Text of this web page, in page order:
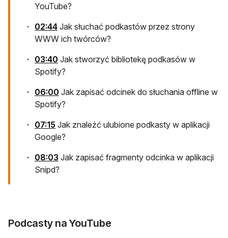
YouTube?
02:44otwiera się w nowej karcie
Jak słuchać podkastów przez strony
WWW ich twórców?
03:40 otwiera się w nowej karcie
Jak stworzyć bibliotekę podkasów w
Spotify?
06:00 otwiera się w nowej karcie
Jak zapisać odcinek do słuchania offline w
Spotify?
07:15 otwiera się w nowej karcie
Jak znaleźć ulubione podkasty w aplikacji
Google?
08:03 otwiera się w nowej karcie
Jak zapisać fragmenty odcinka w aplikacji
Snipd?
Podcasty na YouTube